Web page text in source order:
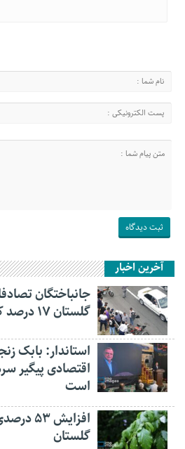
آخرین اخبار
جانباختگان
گلستان ۱۷ درصد کاهش یافت
اقتصادی پیگیر
است
افزایش
گلستان